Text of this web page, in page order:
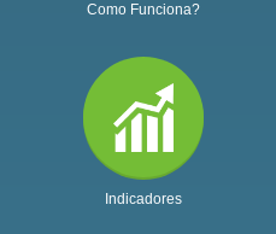
Como Funciona?
Indicadores